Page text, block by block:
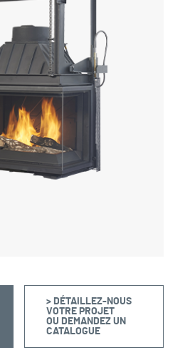
> DÉTAILLEZ-NOUS
VOTRE PROJET
OU DEMANDEZ UN
CATALOGUE